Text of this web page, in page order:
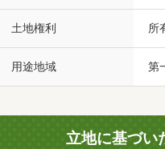
土地権利 所
用途地域 第
立地に基づい